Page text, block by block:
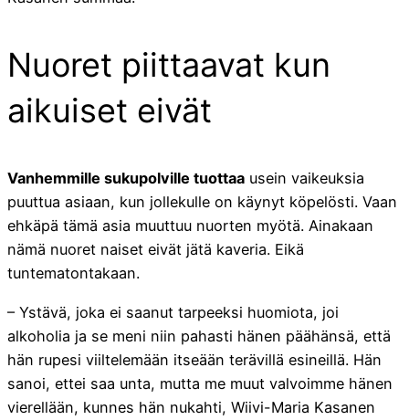
Nuoret piittaavat kun
aikuiset eivät
Vanhemmille sukupolville tuottaa usein vaikeuksia
puuttua asiaan, kun jollekulle on käynyt köpelösti. Vaan
ehkäpä tämä asia muuttuu nuorten myötä. Ainakaan
nämä nuoret naiset eivät jätä kaveria. Eikä
tuntematontakaan.
– Ystävä, joka ei saanut tarpeeksi huomiota, joi
alkoholia ja se meni niin pahasti hänen päähänsä, että
hän rupesi viiltelemään itseään terävillä esineillä. Hän
sanoi, ettei saa unta, mutta me muut valvoimme hänen
vierellään, kunnes hän nukahti, Wiivi-Maria Kasanen